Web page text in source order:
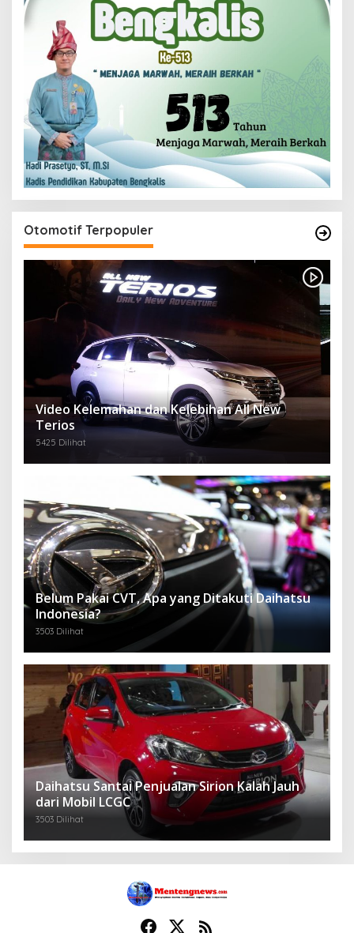
Otomotif Terpopuler
Video Kelemahan dan Kelebihan All New
Terios
5425 Dilihat
Belum Pakai CVT, Apa yang Ditakuti Daihatsu
Indonesia?
3503 Dilihat
Daihatsu Santai Penjualan Sirion Kalah Jauh
dari Mobil LCGC
3503 Dilihat